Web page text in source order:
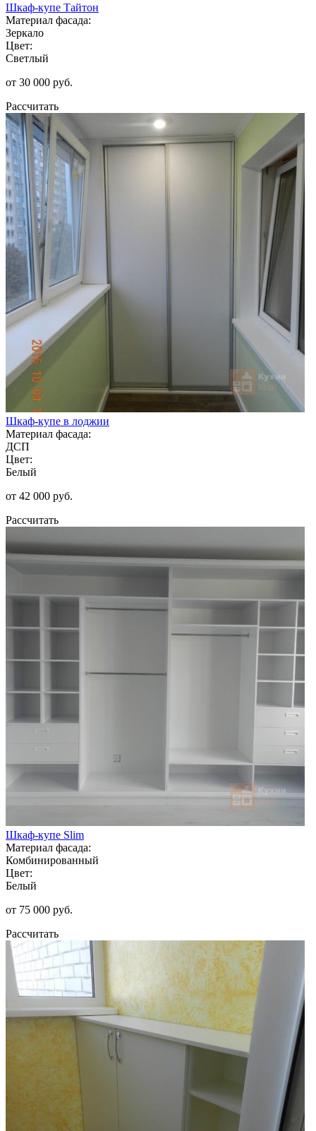
Шкаф-купе Тайтон
Материал фасада:
Зеркало
Цвет:
Светлый
от 30 000 руб.
Рассчитать
Шкаф-купе в лоджии
Материал фасада:
ДСП
Цвет:
Белый
от 42 000 руб.
Рассчитать
Шкаф-купе Slim
Материал фасада:
Комбинированный
Цвет:
Белый
от 75 000 руб.
Рассчитать